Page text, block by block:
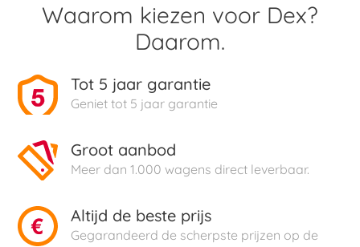
Waarom kiezen voor Dex?
Daarom.
Tot 5 jaar garantie
Geniet tot 5 jaar garantie
Groot aanbod
Meer dan 1.000 wagens direct leverbaar.
Altijd de beste prijs
Gegarandeerd de scherpste prijzen op de